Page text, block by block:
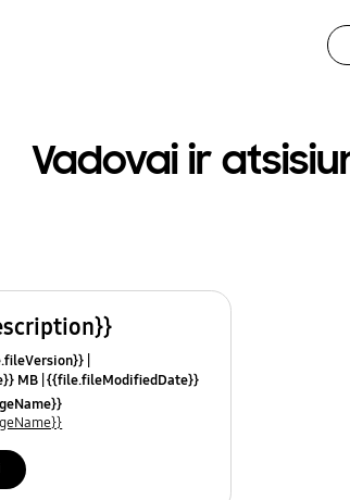
Vadovai ir
MB {{file.fileModifiedDate}}